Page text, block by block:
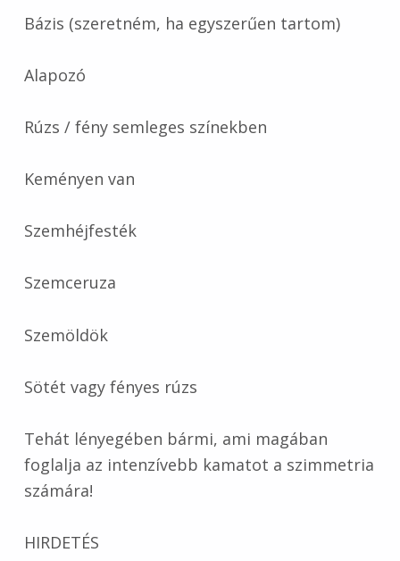
Bázis (szeretném, ha egyszerűen tartom)
Alapozó
Rúzs / fény semleges színekben
Keményen van
Szemhéjfesték
Szemceruza
Szemöldök
Sötét vagy fényes rúzs
Tehát lényegében bármi, ami magában
foglalja az intenzívebb kamatot a szimmetria
számára!
HIRDETÉS